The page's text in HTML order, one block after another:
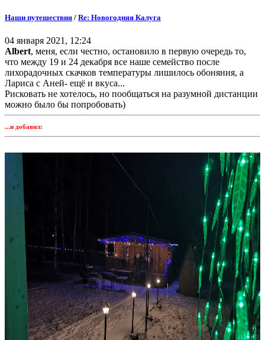
Наши путешествия / Re: Новогодняя Калуга
04 января 2021, 12:24
Albert, меня, если честно, остановило в первую очередь то,
что между 19 и 24 декабря все наше семейство после
лихорадочных скачков температуры лишилось обоняния, а
Лариса с Аней- ещё и вкуса...
Рисковать не хотелось, но пообщаться на разумной дистанции
можно было бы попробовать)
...и добавил: